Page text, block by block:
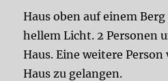
Haus oben auf einem
hellem Licht. 2 Personen
Haus. Eine weitere
Haus zu gelangen.